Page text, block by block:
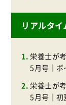
リアルタ
栄養士が
5月号｜ポ
栄養士が
5月号｜初